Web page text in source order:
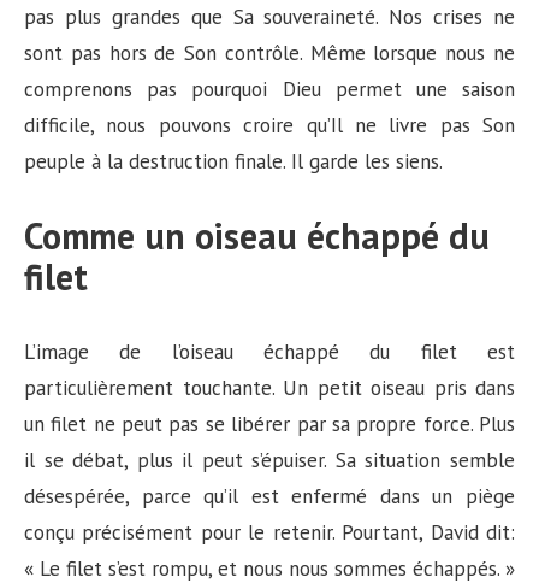
pas plus grandes que Sa souveraineté. Nos crises ne
sont pas hors de Son contrôle. Même lorsque nous ne
comprenons pas pourquoi Dieu permet une saison
difficile, nous pouvons croire qu’Il ne livre pas Son
peuple à la destruction finale. Il garde les siens.
Comme un oiseau échappé du
filet
L’image de l’oiseau échappé du filet est
particulièrement touchante. Un petit oiseau pris dans
un filet ne peut pas se libérer par sa propre force. Plus
il se débat, plus il peut s’épuiser. Sa situation semble
désespérée, parce qu’il est enfermé dans un piège
conçu précisément pour le retenir. Pourtant, David dit:
« Le filet s’est rompu, et nous nous sommes échappés. »